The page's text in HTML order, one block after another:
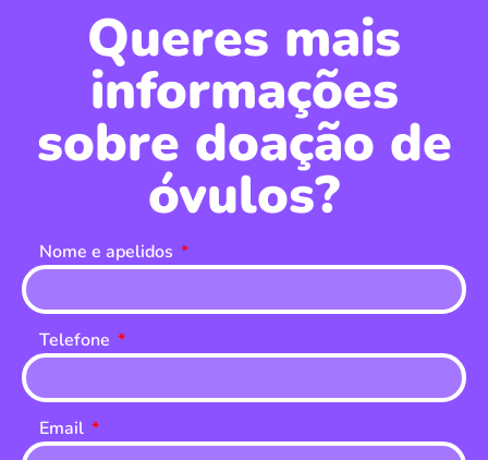
Queres mais
informações
sobre doação de
óvulos?
Nome e apelidos
Telefone
Email